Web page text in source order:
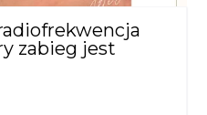
zabieg jest